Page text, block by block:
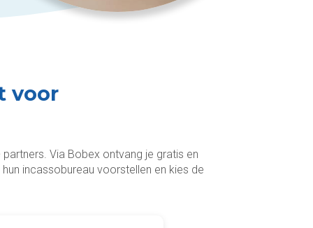
voor
Via Bobex ontvang je gratis en
incassobureau voorstellen en kies de